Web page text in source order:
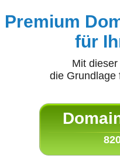
Premium
für
Mit
die